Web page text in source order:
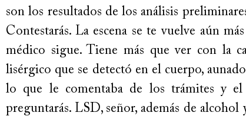
son los resultados de los análisis
Contestarás. La escena se te vuelve aún
médico sigue. Tiene más que ver con la
lisérgico que se detectó en el cuerpo,
lo que le comentaba de los trámites y
preguntarás. LSD, señor, además de alcohol